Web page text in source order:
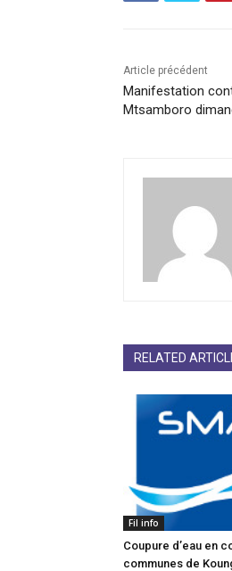
Article précédent
Manifestation
Mtsamboro
RELATED
Fil info
Coupure d’eau en
communes de